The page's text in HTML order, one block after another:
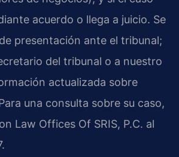
acuerdo o llega a juicio. Se
presentación ante el tribunal;
del tribunal o a nuestro
actualizada sobre
una consulta sobre su caso,
Law Offices Of SRIS, P.C. al